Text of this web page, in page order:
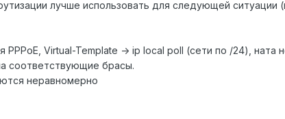
лучше использовать для следующей ситуации
PPPoE, Virtual-Template -> ip local poll (сети по /24), ната
соответствующие брасы.
неравномерно